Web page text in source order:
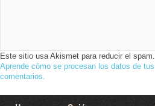
Este sitio usa Akismet para reducir el spam.
Aprende cómo se procesan los datos de tus
comentarios.